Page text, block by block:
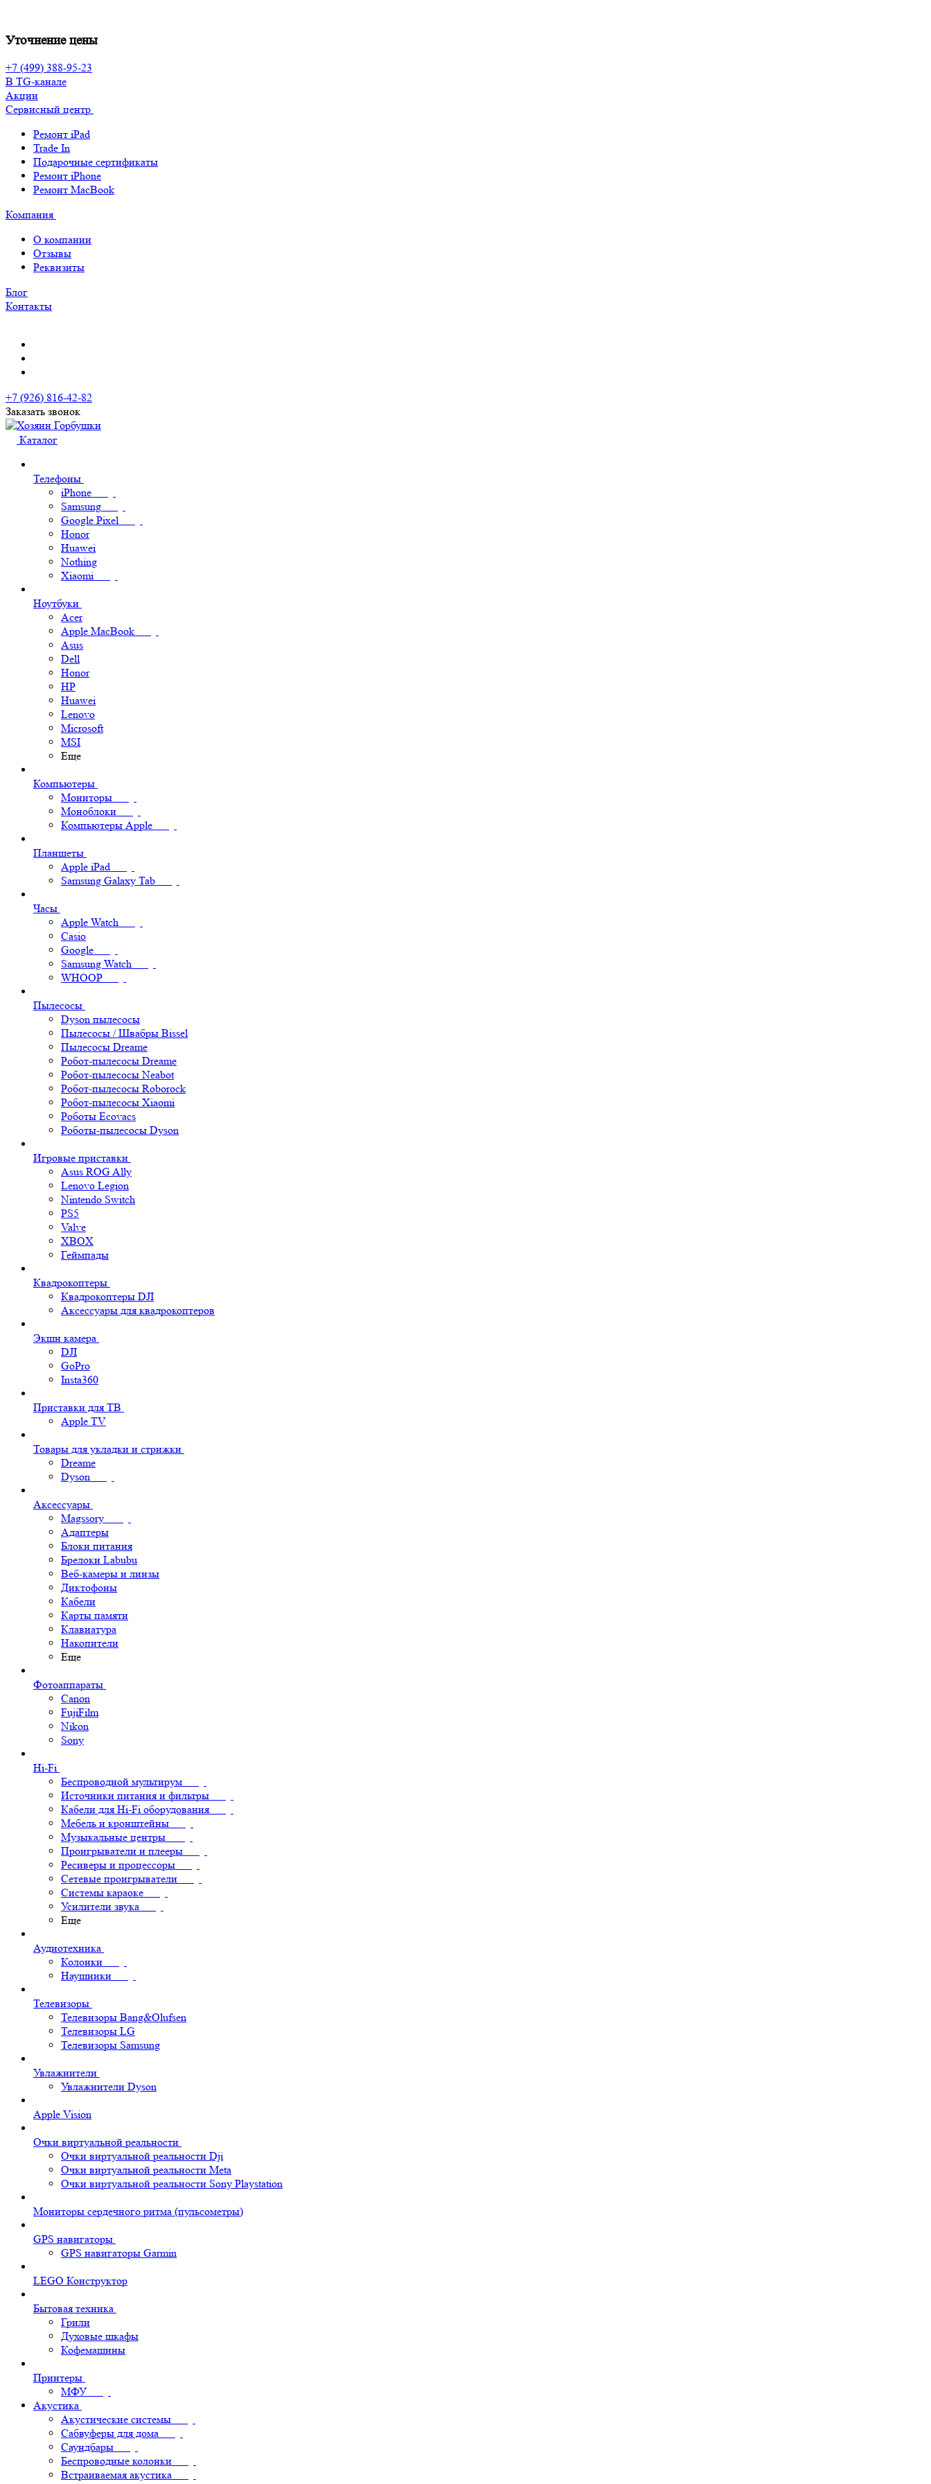
Уточнение цены
+7 (499) 388-95-23
В TG-канале
Акции
Сервисный центр
Ремонт iPad
Trade In
Подарочные сертификаты
Ремонт iPhone
Ремонт MacBook
Компания
О компании
Отзывы
Реквизиты
Блог
Контакты
+7 (926) 816-42-82
Заказать звонок
Каталог
Телефоны
iPhone
Samsung
Google Pixel
Honor
Huawei
Nothing
Xiaomi
Ноутбуки
Acer
Apple MacBook
Asus
Dell
Honor
HP
Huawei
Lenovo
Microsoft
MSI
Еще
Компьютеры
Мониторы
Моноблоки
Компьютеры Apple
Планшеты
Apple iPad
Samsung Galaxy Tab
Часы
Apple Watch
Casio
Google
Samsung Watch
WHOOP
Пылесосы
Dyson пылесосы
Пылесосы / Швабры Bissel
Пылесосы Dreame
Робот-пылесосы Dreame
Робот-пылесосы Neabot
Робот-пылесосы Roborock
Робот-пылесосы Xiaomi
Роботы Ecovacs
Роботы-пылесосы Dyson
Игровые приставки
Asus ROG Ally
Lenovo Legion
Nintendo Switch
PS5
Valve
XBOX
Геймпады
Квадрокоптеры
Квадрокоптеры DJI
Аксессуары для квадрокоптеров
Экшн камера
DJI
GoPro
Insta360
Приставки для ТВ
Apple TV
Товары для укладки и стрижки
Dreame
Dyson
Аксессуары
Magssory
Адаптеры
Блоки питания
Брелоки Labubu
Веб-камеры и линзы
Диктофоны
Кабели
Карты памяти
Клавиатура
Накопители
Еще
Фотоаппараты
Canon
FujiFilm
Nikon
Sony
Hi-Fi
Беспроводной мультирум
Источники питания и фильтры
Кабели для Hi-Fi оборудования
Мебель и кронштейны
Музыкальные центры
Проигрыватели и плееры
Ресиверы и процессоры
Сетевые проигрыватели
Системы караоке
Усилители звука
Еще
Аудиотехника
Колонки
Наушники
Телевизоры
Телевизоры Bang&Olufsen
Телевизоры LG
Телевизоры Samsung
Увлажнители
Увлажнители Dyson
Apple Vision
Очки виртуальной реальности
Очки виртуальной реальности Dji
Очки виртуальной реальности Meta
Очки виртуальной реальности Sony Playstation
Мониторы сердечного ритма (пульсометры)
GPS навигаторы
GPS навигаторы Garmin
LEGO Конструктор
Бытовая техника
Грили
Духовые шкафы
Кофемашины
Принтеры
МФУ
Акустика
Акустические системы
Сабвуферы для дома
Саундбары
Беспроводные колонки
Встраиваемая акустика